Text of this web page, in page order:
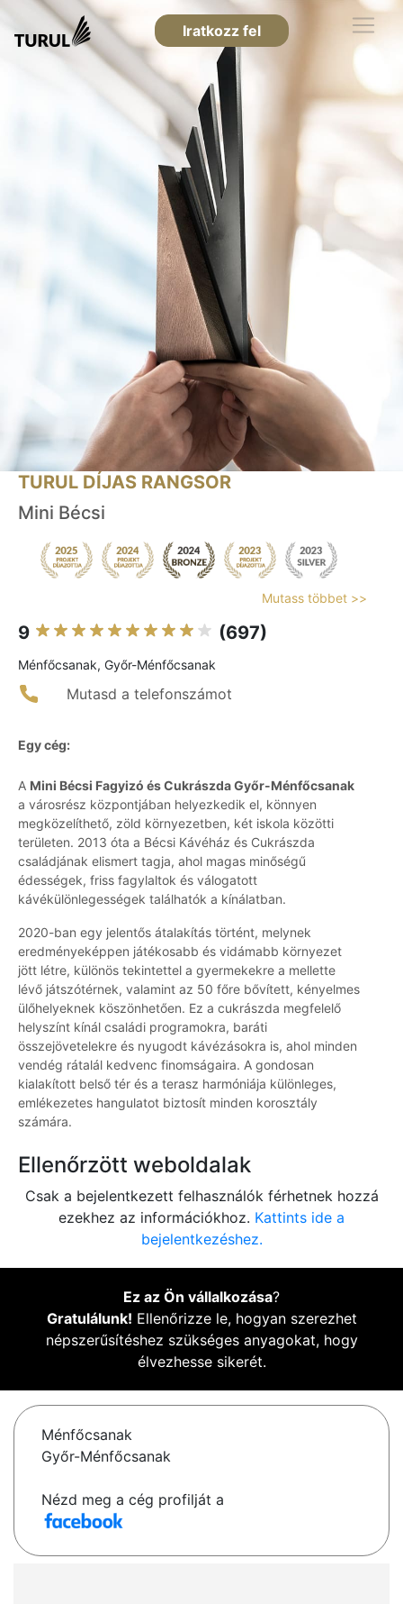
Iratkozz fel
TURUL DÍJAS RANGSOR
Mini Bécsi
Mutass többet >>
9 (697)
Ménfőcsanak, Győr-Ménfőcsanak
Mutasd a telefonszámot
Egy cég:
A Mini Bécsi Fagyizó és Cukrászda Győr-Ménfőcsanak
a városrész központjában helyezkedik el, könnyen
megközelíthető, zöld környezetben, két iskola közötti
területen. 2013 óta a Bécsi Kávéház és Cukrászda
családjának elismert tagja, ahol magas minőségű
édességek, friss fagylaltok és válogatott
kávékülönlegességek találhatók a kínálatban.
2020-ban egy jelentős átalakítás történt, melynek
eredményeképpen játékosabb és vidámabb környezet
jött létre, különös tekintettel a gyermekekre a mellette
lévő játszótérnek, valamint az 50 főre bővített, kényelmes
ülőhelyeknek köszönhetően. Ez a cukrászda megfelelő
helyszínt kínál családi programokra, baráti
összejövetelekre és nyugodt kávézásokra is, ahol minden
vendég rátalál kedvenc finomságaira. A gondosan
kialakított belső tér és a terasz harmóniája különleges,
emlékezetes hangulatot biztosít minden korosztály
számára.
Ellenőrzött weboldalak
Csak a bejelentkezett felhasználók férhetnek hozzá
ezekhez az információkhoz. Kattints ide a
bejelentkezéshez.
Ez az Ön vállalkozása?
Gratulálunk! Ellenőrizze le, hogyan szerezhet
népszerűsítéshez szükséges anyagokat, hogy
élvezhesse sikerét.
Ménfőcsanak
Győr-Ménfőcsanak
Nézd meg a cég profilját a